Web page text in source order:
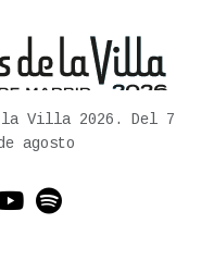
la Villa 2026. Del 7
agosto
(X)
YouTube
Spotify